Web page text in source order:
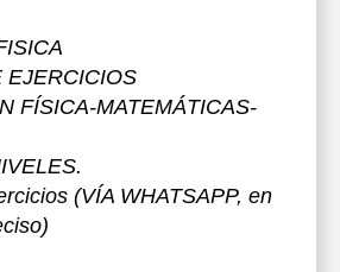
EJERCICIOS
FÍSICA-MATEMÁTICAS-
(VÍA WHATSAPP, en